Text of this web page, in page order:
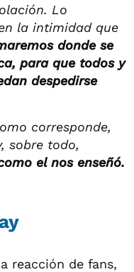
Lo
la intimidad que
donde se
para que todos y
despedirse
corresponde,
sobre todo,
el nos enseñó.
reacción de fans,